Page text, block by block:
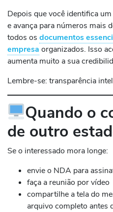
Depois que você identifica
e avança para números mais
todos os documentos
empresa organizados. Isso
aumenta muito a sua
Lembre-se: transparência
Quando o
de outro
Se o interessado mora longe:
envie o NDA para
faça a reunião por vídeo
compartilhe a tela do
arquivo completo antes